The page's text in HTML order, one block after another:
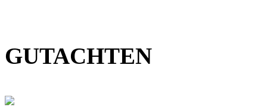
GUTACHTEN